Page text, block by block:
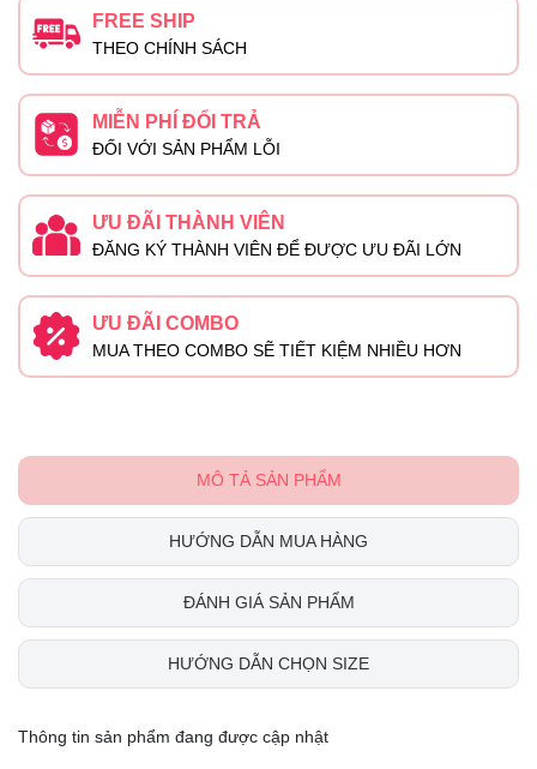
FREE SHIP
THEO CHÍNH SÁCH
MIỄN PHÍ ĐỔI TRẢ
ĐỐI VỚI SẢN PHẨM LỖI
ƯU ĐÃI THÀNH VIÊN
ĐĂNG KÝ THÀNH VIÊN ĐỂ ĐƯỢC ƯU ĐÃI LỚN
ƯU ĐÃI COMBO
MUA THEO COMBO SẼ TIẾT KIỆM NHIỀU HƠN
MÔ TẢ SẢN PHẨM
HƯỚNG DẪN MUA HÀNG
ĐÁNH GIÁ SẢN PHẨM
HƯỚNG DẪN CHỌN SIZE
Thông tin sản phẩm đang được cập nhật